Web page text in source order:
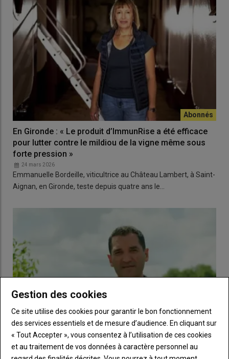
En Gironde : « Le produit d’ImmunRise a été efficace
pour lutter contre le mildiou de la vigne même sous
forte pression »
24 mars 2026
Emmanuelle Bordeille, viticultrice au Château Lambert, à Saint-
Aignan, en Gironde, teste depuis quatre ans le…
Gestion des cookies
Ce site utilise des cookies pour garantir le bon fonctionnement
des services essentiels et de mesure d’audience. En cliquant sur
« Tout Accepter », vous consentez à l’utilisation de ces cookies
et au traitement de vos données à caractère personnel au